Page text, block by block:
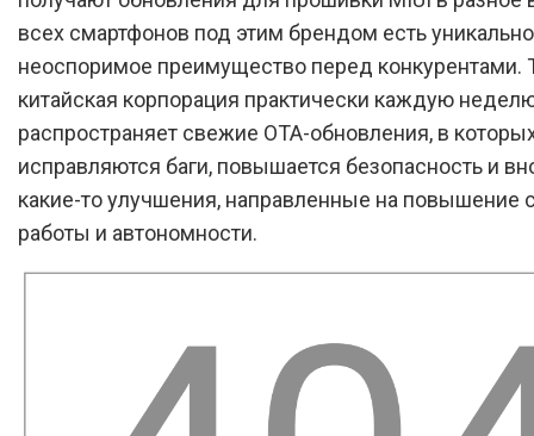
всех смартфонов под этим брендом есть
неоспоримое преимущество перед конкурентами.
китайская корпорация практически каждую
распространяет свежие OTA-обновления, в
исправляются баги, повышается безопасность и
какие-то улучшения, направленные на повышение
работы и автономности.